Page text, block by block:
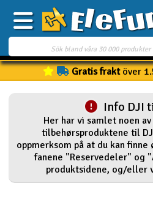
Veckans erbjudande
Mina favoriter
Present kort
3D-print
Gratis fraktöver
Info DJI
Her har vi samlet noen
tilbehørsproduktene til
oppmerksom på at du kan
fanene "Reservedeler" og
produktsidene, og/eller